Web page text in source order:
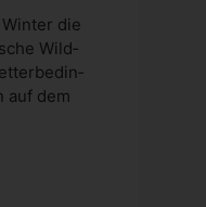
die
Wild­
auf dem